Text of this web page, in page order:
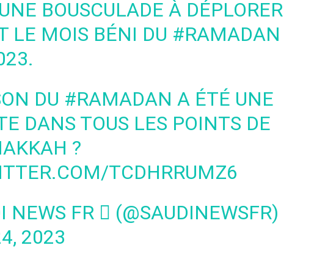
BOUSCULADE À DÉPLORER
LE MOIS BÉNI DU #RAMADAN
DU #RAMADAN A ÉTÉ UNE
DANS TOUS LES POINTS DE
?
TCDHRRUMZ6
NEWS FR  (@SAUDINEWSFR)
2023